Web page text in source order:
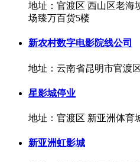
地址：官渡区 西山区老海
场臻万百货5楼
新农村数字电影院线公司
地址：云南省昆明市官渡
星影城停业
地址：官渡区 新亚洲体育
新亚洲虹影城